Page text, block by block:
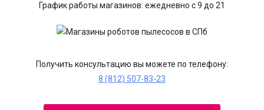
График работы магазинов: ежедневно с 9 до 21
Получить консультацию вы можете по телефону:
8 (812) 507-83-23